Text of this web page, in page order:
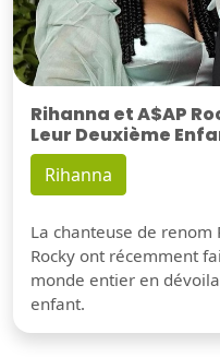
Rihanna et A$AP
Leur Deuxième
Rihanna
La chanteuse de renom
Rocky ont récemment
monde entier en
enfant.